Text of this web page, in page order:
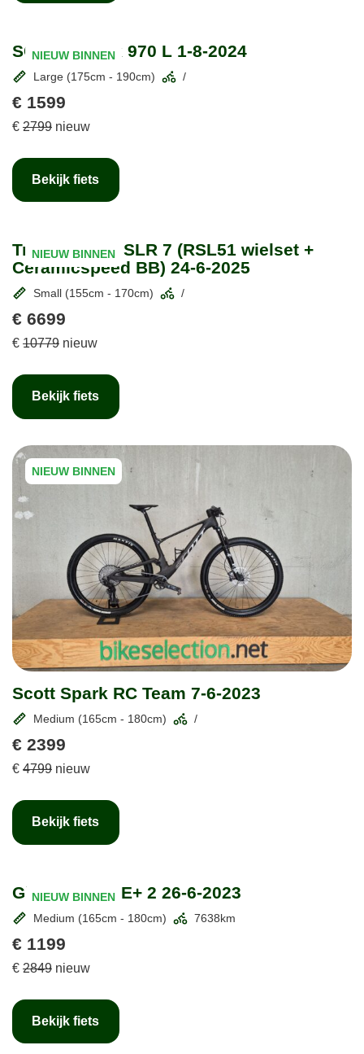
NIEUW BINNEN
SCOTT Spark 970 L 1-8-2024
Large (175cm - 190cm) /
€ 1599
€ 2799 nieuw
Bekijk fiets
NIEUW BINNEN
Trek Madone SLR 7 (RSL51 wielset +
Ceramicspeed BB) 24-6-2025
Small (155cm - 170cm) /
€ 6699
€ 10779 nieuw
Bekijk fiets
NIEUW BINNEN
Scott Spark RC Team 7-6-2023
Medium (165cm - 180cm) /
€ 2399
€ 4799 nieuw
Bekijk fiets
NIEUW BINNEN
Giant Entour E+ 2 26-6-2023
Medium (165cm - 180cm) 7638km
€ 1199
€ 2849 nieuw
Bekijk fiets